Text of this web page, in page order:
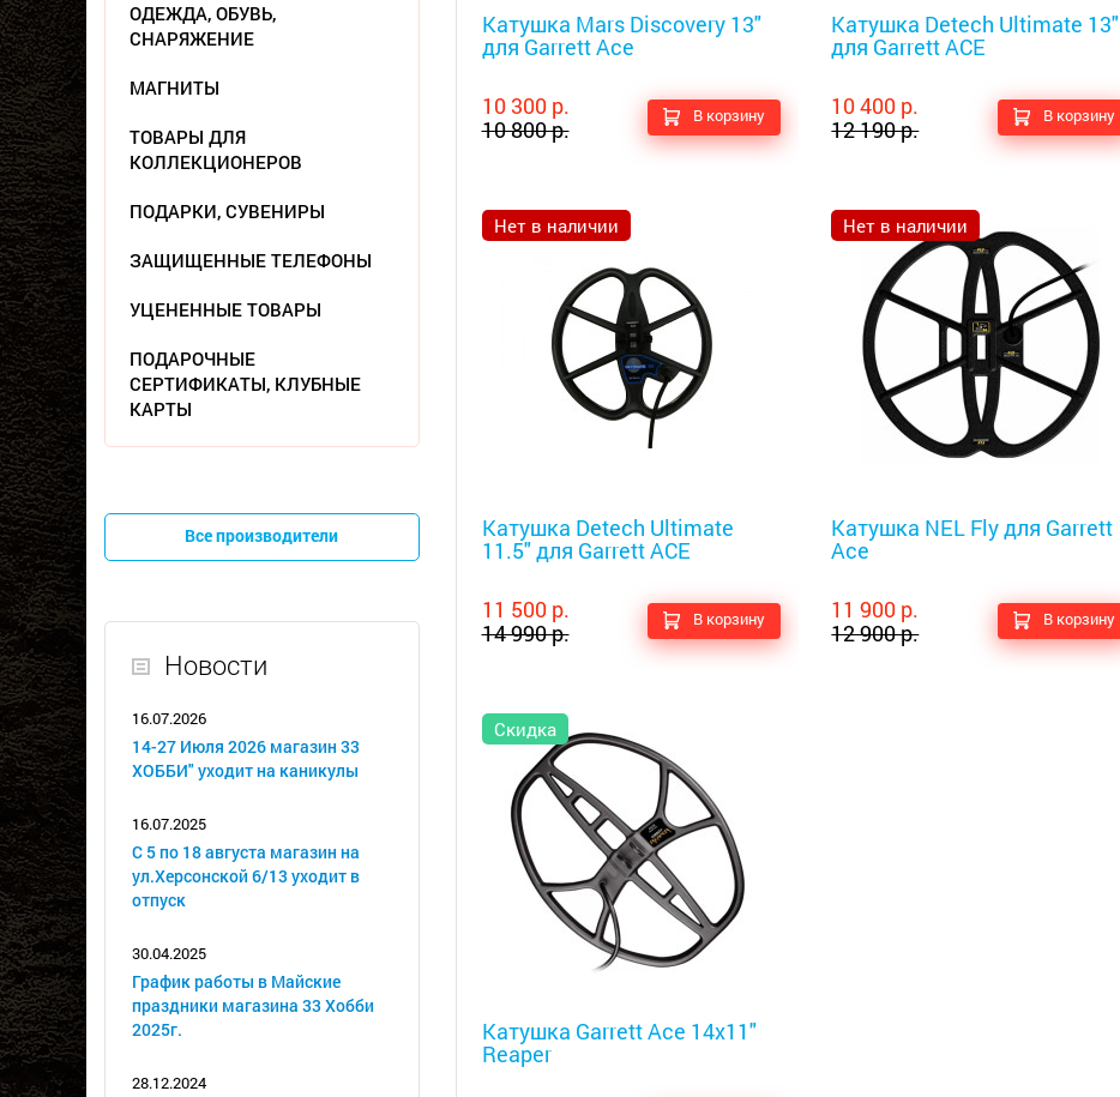
ОДЕЖДА, ОБУВЬ,
СНАРЯЖЕНИЕ
МАГНИТЫ
ТОВАРЫ ДЛЯ
КОЛЛЕКЦИОНЕРОВ
ПОДАРКИ, СУВЕНИРЫ
ЗАЩИЩЕННЫЕ ТЕЛЕФОНЫ
УЦЕНЕННЫЕ ТОВАРЫ
ПОДАРОЧНЫЕ
СЕРТИФИКАТЫ, КЛУБНЫЕ
КАРТЫ
Все производители
Новости
16.07.2026
14-27 Июля 2026 магазин 33
ХОББИ" уходит на каникулы
16.07.2025
С 5 по 18 августа магазин на
ул.Херсонской 6/13 уходит в
отпуск
30.04.2025
График работы в Майские
праздники магазина 33 Хобби
2025г.
28.12.2024
Катушка Mars Discovery 13"
для Garrett Ace
10 300 р.
10 800 р.
В корзину
Катушка Detech Ultimate 13"
для Garrett ACE
10 400 р.
12 190 р.
В корзину
Нет в наличии
Катушка Detech Ultimate
11.5" для Garrett ACE
11 500 р.
14 990 р.
В корзину
Нет в наличии
Катушка NEL Fly для Garrett
Ace
11 900 р.
12 900 р.
В корзину
Скидка
Катушка Garrett Ace 14x11"
Reaper